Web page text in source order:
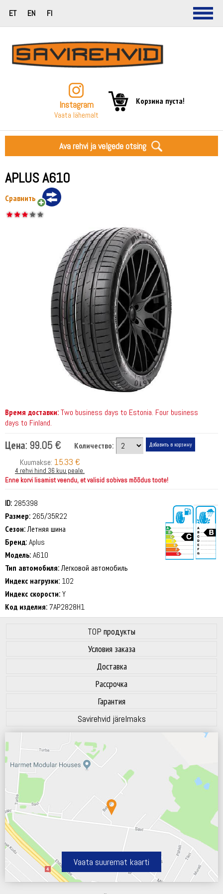
ET EN FI
Instagram
Vaata lähemalt
Корзина пуста!
Ava rehvi ja velgede otsing
APLUS A610
Сравнить
Время доставки:Two business days to Estonia. Four business
days to Finland.
Цена: 99.05 €
Количество:
Kuumakse: 15.33 €
4 rehvi hind 36 kuu peale.
Enne korvi lisamist veendu, et valisid sobivas mõõdus toote!
ID: 285398
Размер: 265/35R22
Сезон:Летняя шина
Бренд:Aplus
Модель:A610
Тип автомобиля:Легковой автомобиль
Индекс нагрузки: 102
Индекс скорости:Y
Код изделия: 7AP2828H1
TOP продукты
Условия заказа
Доставка
Рассрочка
Гарантия
Savirehvid järelmaks
Vaata suuremat kaarti